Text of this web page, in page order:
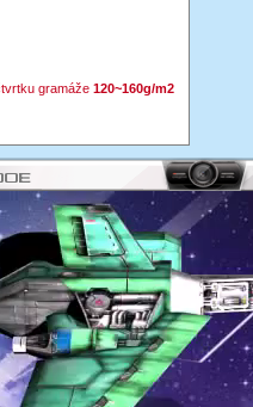
gramáže 120~160g/m2